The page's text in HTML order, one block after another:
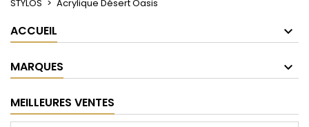
STYLOS
Acrylique Désert Oasis
ACCUEIL
MARQUES
MEILLEURES VENTES